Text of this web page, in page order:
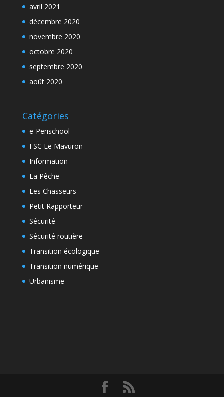
avril 2021
décembre 2020
novembre 2020
octobre 2020
septembre 2020
août 2020
Catégories
e-Perischool
FSC Le Mavuron
Information
La Pêche
Les Chasseurs
Petit Rapporteur
Sécurité
Sécurité routière
Transition écologique
Transition numérique
Urbanisme